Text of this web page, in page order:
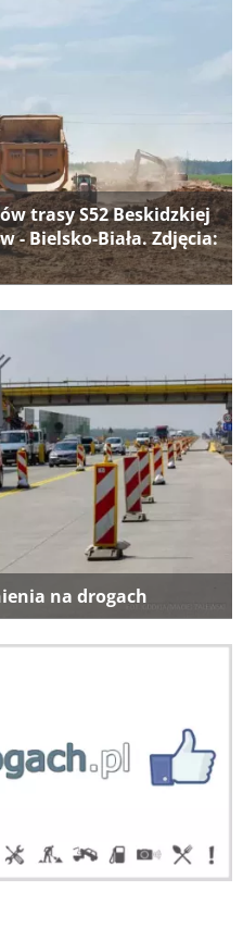
trasy S52 Beskidzkiej
- Bielsko-Biała. Zdjęcia:
na drogach